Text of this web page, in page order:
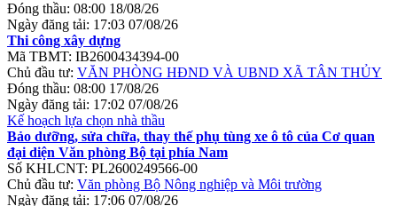
Đóng thầu: 08:00 18/08/26
Ngày đăng tải: 17:03 07/08/26
Thi công xây dựng
Mã TBMT: IB2600434394-00
Chủ đầu tư: VĂN PHÒNG HĐND VÀ UBND XÃ TÂN THỦY
Đóng thầu: 08:00 17/08/26
Ngày đăng tải: 17:02 07/08/26
Kế hoạch lựa chọn nhà thầu
Bảo dưỡng, sửa chữa, thay thế phụ tùng xe ô tô của Cơ quan
đại diện Văn phòng Bộ tại phía Nam
Số KHLCNT: PL2600249566-00
Chủ đầu tư: Văn phòng Bộ Nông nghiệp và Môi trường
Ngày đăng tải: 17:06 07/08/26